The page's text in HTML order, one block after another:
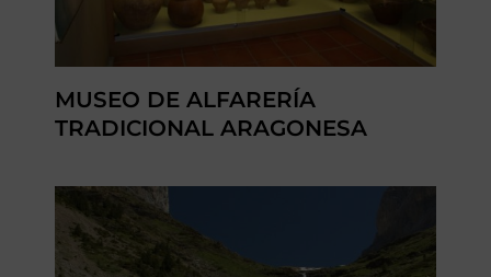
MUSEO DE ALFARERÍA
TRADICIONAL ARAGONESA